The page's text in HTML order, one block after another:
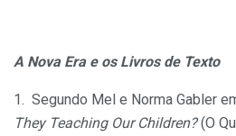
A Nova Era e os Livros de Texto
1. Segundo Mel e Norma Gabler
They Teaching Our Children?(O